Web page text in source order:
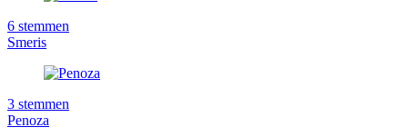
6 stemmen
Smeris
3 stemmen
Penoza